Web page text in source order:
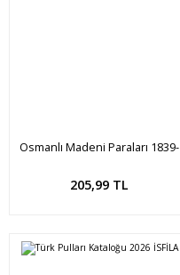
Osmanlı Madeni Paraları 1839-
205,99 TL